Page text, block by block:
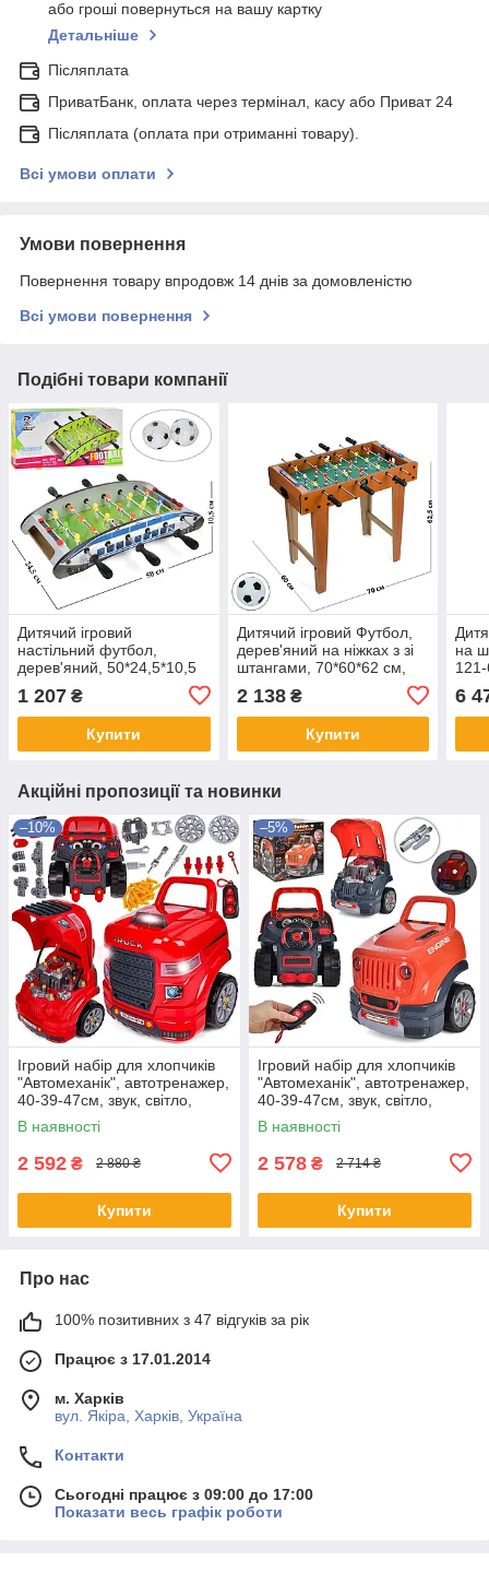
або гроші повернуться на вашу картку
Детальніше
Післяплата
ПриватБанк, оплата через термінал, касу або Приват 24
Післяплата (оплата при отриманні товару).
Всі умови оплати
Умови повернення
Повернення товару впродовж 14 днів за домовленістю
Всі умови повернення
Подібні товари компанії
Дитячий ігровий
настільний футбол,
дерев'яний, 50*24,5*10,5
1 207 ₴
Купити
Дитячий ігровий Футбол,
дерев'яний на ніжках з зі
штангами, 70*60*62 см,
2 138₴
Купити
на
6
Акційні пропозиції та новинки
–10%
Ігровий набір для хлопчиків
"Автомеханік", автотренажер,
40-39-47см, звук, світло,
пульт, 008-978
В наявності
2 592 ₴ 2 880 ₴
Купити
–5%
Ігровий набір для хлопчиків
"Автомеханік", автотренажер,
40-39-47см, звук, світло,
пульт, 008-979
В наявності
2 578 ₴ 2 714 ₴
Купити
Про нас
100% позитивних з 47 відгуків за рік
Працює з 17.01.2014
м. Харків
вул. Якіра, Харків, Україна
Контакти
Сьогодні працює з 09:00 до 17:00
Показати весь графік роботи